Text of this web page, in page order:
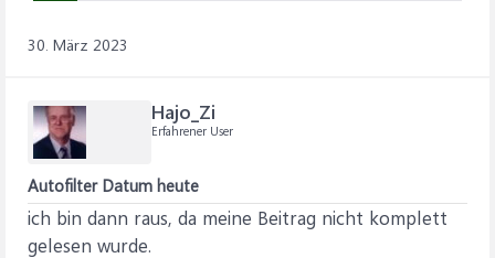
30. März 2023
Hajo_Zi
Erfahrener User
Autofilter Datum heute
ich bin dann raus, da meine Beitrag nicht komplett
gelesen wurde.